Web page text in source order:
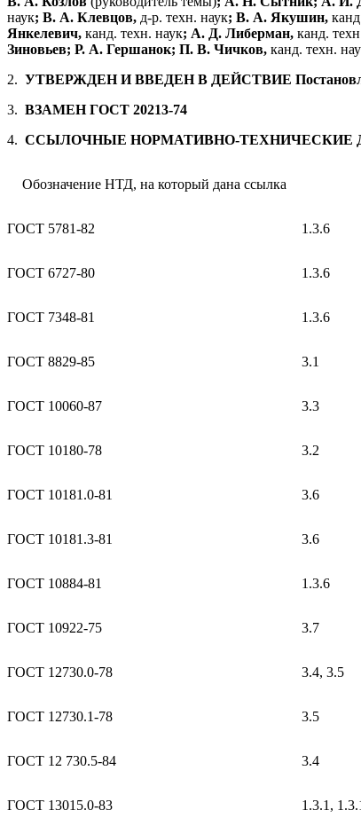
наук; В. А. Клевцов, д-р. техн. наук; В. А. Якушин,
Янкелевич, канд. техн. наук; А. Д. Либерман, канд.
Зиновьев; Р. А. Гершанок; П. В. Чичков, канд. техн.
2. УТВЕРЖДЕН И ВВЕДЕН В ДЕЙСТВИЕ
3. ВЗАМЕН ГОСТ 20213-74
4. ССЫЛОЧНЫЕ НОРМАТИВНО-ТЕХНИЧЕСКИЕ
Обозначение НТД, на который дана ссылка
ГОСТ 5781-82 1.3.6
ГОСТ 6727-80 1.3.6
ГОСТ 7348-81 1.3.6
ГОСТ 8829-85 3.1
ГОСТ 10060-87 3.3
ГОСТ 10180-78 3.2
ГОСТ 10181.0-81 3.6
ГОСТ 10181.3-81 3.6
ГОСТ 10884-81 1.3.6
ГОСТ 10922-75 3.7
ГОСТ 12730.0-78 3.4, 3.5
ГОСТ 12730.1-78 3.5
ГОСТ 12 730.5-84 3.4
ГОСТ 13015.0-83 1.3.1,